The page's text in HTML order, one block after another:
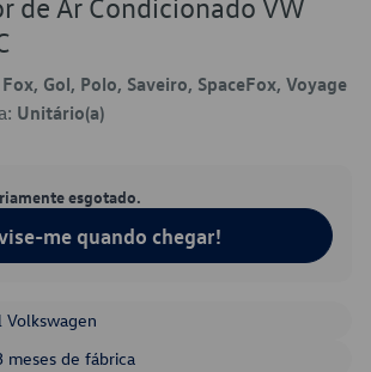
de Ar Condicionado VW
Fox, Gol, Polo, Saveiro, SpaceFox, Voyage
Unitário(a)
esgotado.
me quando chegar!
Volkswagen
meses de fábrica